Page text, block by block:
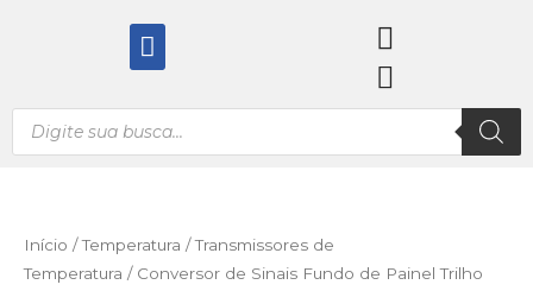
Menu
Pesquisar
produtos
Início /Temperatura /Transmissores de
Temperatura / Conversor de Sinais Fundo de Painel Trilho